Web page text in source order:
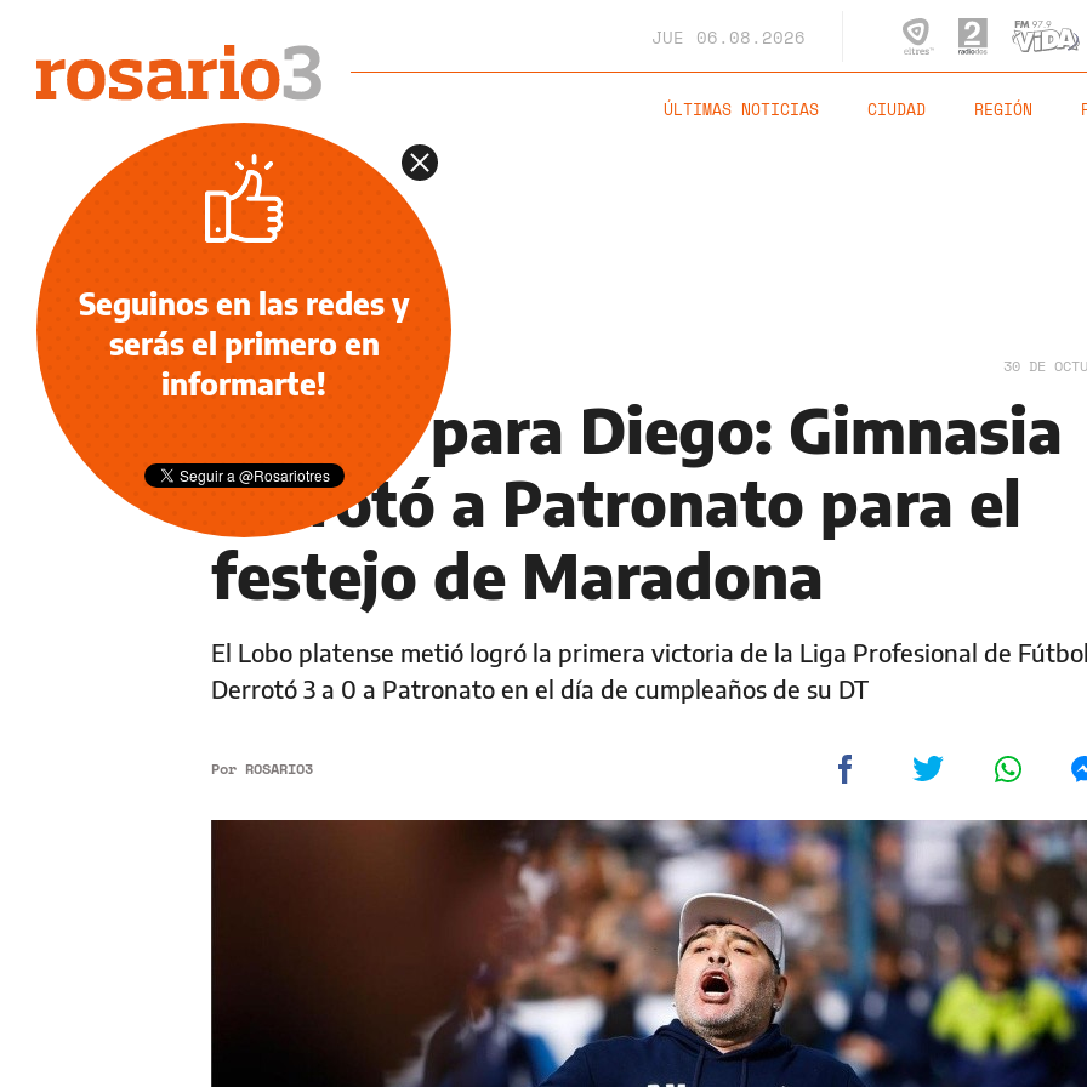
JUE 06.08.2026
ÚLTIMAS NOTICIAS CIUDAD REGIÓN
DEPORTES 30 DE
Regalo para Diego: Gimnasia
derrotó a Patronato para el
festejo de Maradona
El Lobo platense metió logró la primera victoria de la Liga Profesional de
Derrotó 3 a 0 a Patronato en el día de cumpleaños de su DT
Por ROSARIO3
Seguinos en las redes y
serás el primero en
informarte!